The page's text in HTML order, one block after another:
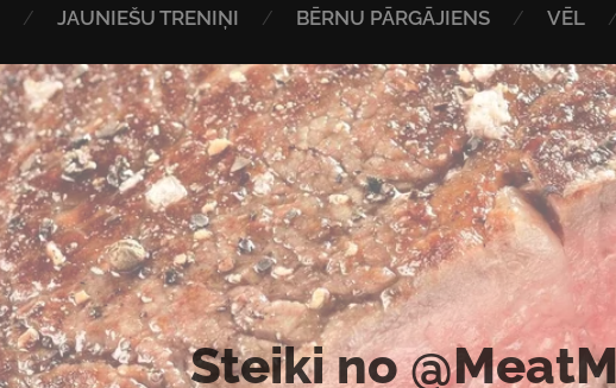
JAUNIEŠU TRENIŅI BĒRNU PĀRGĀJIENS VĒL
Steiki no